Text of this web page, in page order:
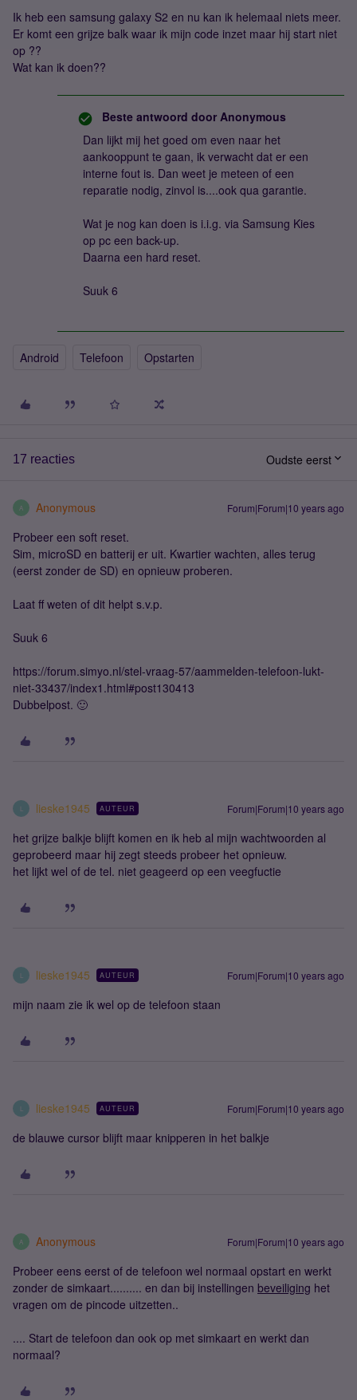
Ik heb een samsung galaxy S2 en nu kan ik helemaal niets meer.
Er komt een grijze balk waar ik mijn code inzet maar hij start niet
op ??
Wat kan ik doen??
Beste antwoord door Anonymous
Dan lijkt mij het goed om even naar het
aankooppunt te gaan, ik verwacht dat er een
interne fout is. Dan weet je meteen of een
reparatie nodig, zinvol is....ook qua garantie.
Wat je nog kan doen is i.i.g. via Samsung Kies
op pc een back-up.
Daarna een hard reset.
Suuk 6
Android Telefoon Opstarten
17 reacties Oudste eerst
A Anonymous Forum|Forum|10 years ago
Probeer een soft reset.
Sim, microSD en batterij er uit. Kwartier wachten, alles terug
(eerst zonder de SD) en opnieuw proberen.
Laat ff weten of dit helpt s.v.p.
Suuk 6
https://forum.simyo.nl/stel-vraag-57/aammelden-telefoon-lukt-
niet-33437/index1.html#post130413
Dubbelpost. 🙂
lieske1945 AUTEUR Forum|Forum|10 years ago
het grijze balkje blijft komen en ik heb al mijn wachtwoorden al
geprobeerd maar hij zegt steeds probeer het opnieuw.
het lijkt wel of de tel. niet geageerd op een veegfuctie
lieske1945 AUTEUR Forum|Forum|10 years ago
mijn naam zie ik wel op de telefoon staan
lieske1945 AUTEUR Forum|Forum|10 years ago
de blauwe cursor blijft maar knipperen in het balkje
A Anonymous Forum|Forum|10 years ago
Probeer eens eerst of de telefoon wel normaal opstart en werkt
zonder de simkaart.......... en dan bij instellingen beveiliging het
vragen om de pincode uitzetten..
.... Start de telefoon dan ook op met simkaart en werkt dan
normaal?